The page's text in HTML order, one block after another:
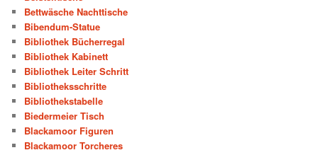
Bettwäsche Nachttische
Bibendum-Statue
Bibliothek Bücherregal
Bibliothek Kabinett
Bibliothek Leiter Schritt
Bibliotheksschritte
Bibliothekstabelle
Biedermeier Tisch
Blackamoor Figuren
Blackamoor Torcheres